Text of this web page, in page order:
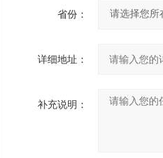
省份：
详细地址：
补充说明：